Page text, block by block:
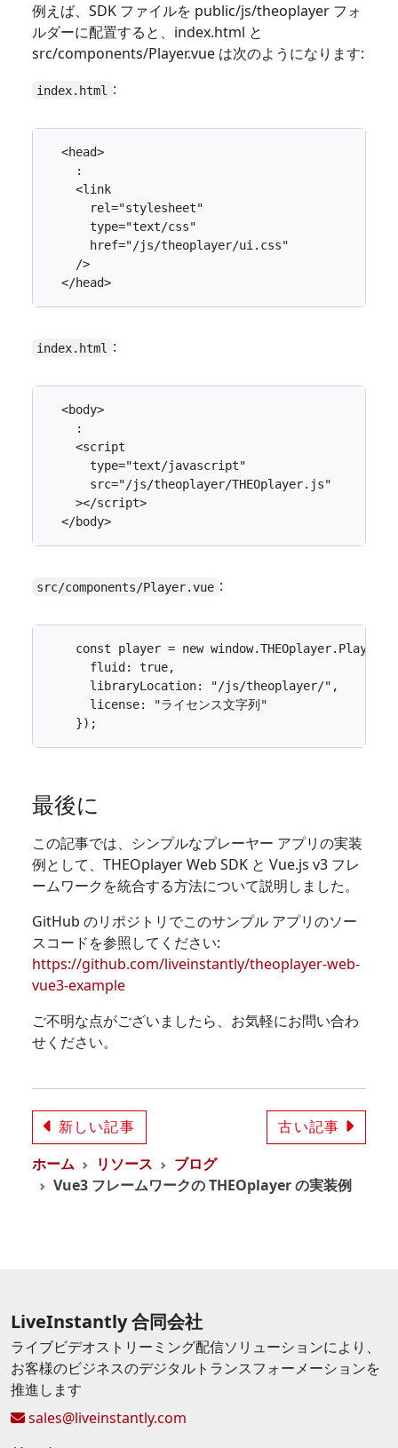
例えば、SDK ファイルを public/js/theoplayer フォ
ルダーに配置すると、index.html と
src/components/Player.vue は次のようになります:
index.html :
<head>
<link
rel="stylesheet"
type="text/css"
href="/js/theoplayer/ui.css"
/>
</head>
index.html :
<body>
<script
type="text/javascript"
src="/js/theoplayer/THEOplayer.js"
></script>
</body>
src/components/Player.vue :
const player = new window.THEOplayer. Player
fluid : true,
libraryLocation: "/js/theoplayer/" ,
license:
"ライセンス文字列"
});
最後に
この記事では、シンプルなプレーヤー アプリの実装
例として、THEOplayer Web SDK と Vue.js v3 フレ
ームワークを統合する方法について説明しました。
GitHub のリポジトリでこのサンプル アプリのソー
スコードを参照してください:
https://github.com/liveinstantly/theoplayer-web-
vue3-example
ご不明な点がございましたら、お気軽にお問い合わ
せください。
新しい記事 古い記事
ホーム リソース
ブログ
Vue3 フレームワークの THEOplayer の実装例
LiveInstantly 合同会社
ライブビデオストリーミング配信ソリューションにより、
お客様のビジネスのデジタルトランスフォーメーションを
推進します
sales@liveinstantly.com